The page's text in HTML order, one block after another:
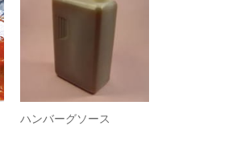
ハンバーグソース